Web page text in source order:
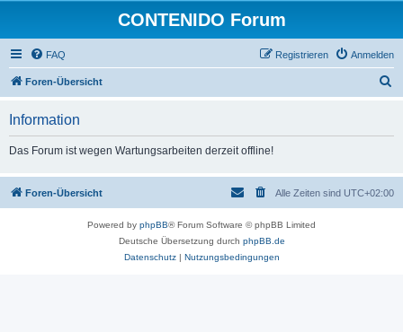
CONTENIDO Forum
FAQ Anmelden
Registrieren
Foren-Übersicht
Information
Das Forum ist wegen Wartungsarbeiten derzeit offline!
Foren-Übersicht Alle Zeiten sind UTC+02:00
Powered by phpBB® Forum Software © phpBB Limited
Deutsche Übersetzung durch phpBB.de
Datenschutz| Nutzungsbedingungen